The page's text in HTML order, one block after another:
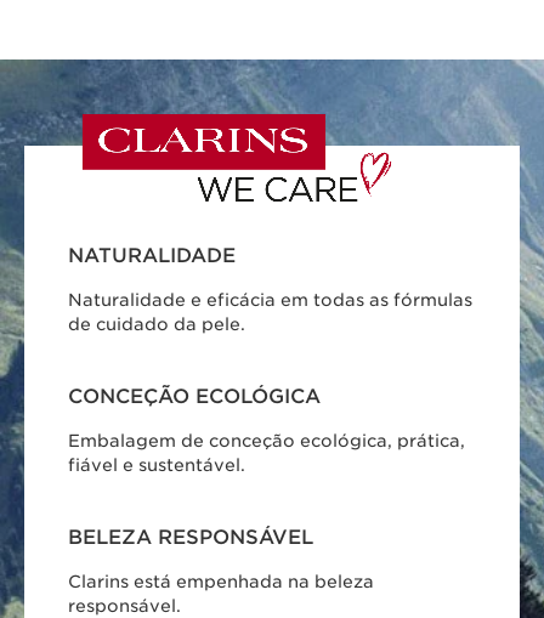
NATURALIDADE
Naturalidade e eficácia em todas as fórmulas
de cuidado da pele.
CONCEÇÃO ECOLÓGICA
Embalagem de conceção ecológica, prática,
fiável e sustentável.
BELEZA RESPONSÁVEL
Clarins está empenhada na beleza
responsável.